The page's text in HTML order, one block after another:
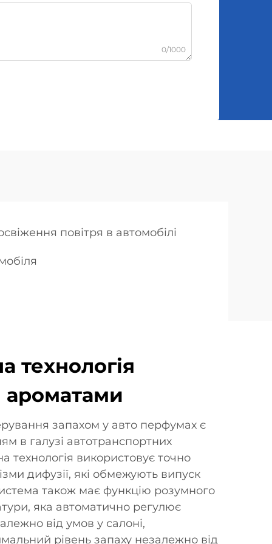
0/1000
повітря в автомобілі
технологія
ароматами
запахом у авто перфумах є
в галузі автотранспортних
технологія використовує точно
дифузії, які обмежують випуск
також має функцію розумного
яка автоматично регулює
від умов у салоні,
рівень запаху незалежно від